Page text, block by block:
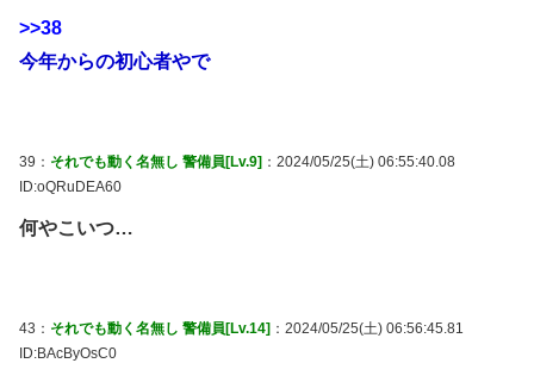
>>38
今年からの初心者やで
39： それでも動く名無し 警備員[Lv.9] ：2024/05/25(土) 06:55:40.08
ID:oQRuDEA60
何やこいつ…
43： それでも動く名無し 警備員[Lv.14] ：2024/05/25(土) 06:56:45.81
ID:BAcByOsC0